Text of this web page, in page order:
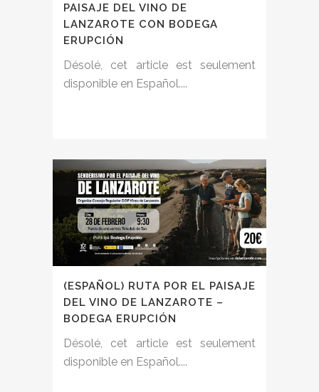
PAISAJE DEL VINO DE
LANZAROTE CON BODEGA
ERUPCIÓN
Désolé, cet article est seulement
disponible en Español....
(ESPAÑOL) RUTA POR EL PAISAJE
DEL VINO DE LANZAROTE –
BODEGA ERUPCIÓN
Désolé, cet article est seulement
disponible en Español....